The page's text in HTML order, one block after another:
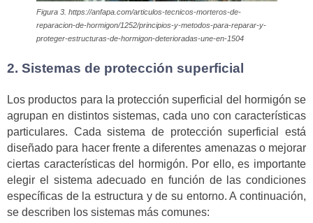
Figura 3. https://anfapa.com/articulos-tecnicos-morteros-de-
reparacion-de-hormigon/1252/principios-y-metodos-para-reparar-y-
proteger-estructuras-de-hormigon-deterioradas-une-en-1504
2. Sistemas de protección superficial
Los productos para la protección superficial del hormigón se
agrupan en distintos sistemas, cada uno con características
particulares. Cada sistema de protección superficial está
diseñado para hacer frente a diferentes amenazas o mejorar
ciertas características del hormigón. Por ello, es importante
elegir el sistema adecuado en función de las condiciones
específicas de la estructura y de su entorno. A continuación,
se describen los sistemas más comunes: